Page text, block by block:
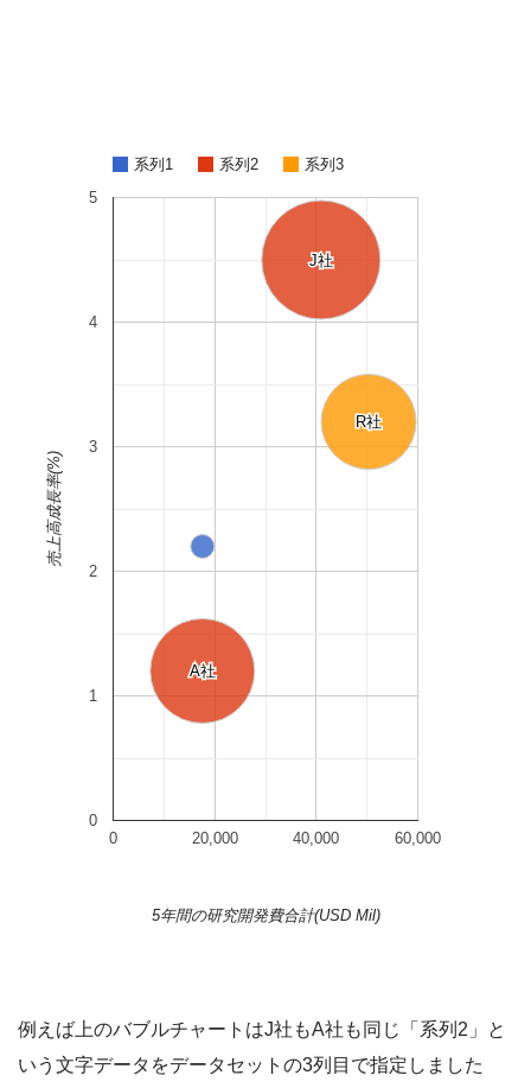
系列1 系列2 系列3
J社
J社
A社
A社
R社
R社
0 20,000 40,000 60,000
0
1
2
3
4
5
5年間の研究開発費合計(USD Mil)
売上高成長率(%)
例えば上のバブルチャートはJ社もA社も同じ「系列2」と
いう文字データをデータセットの3列目で指定しました